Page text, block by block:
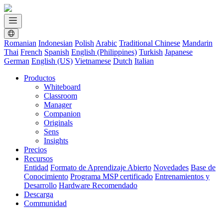
Romanian Indonesian Polish Arabic Traditional Chinese Mandarin
Thai French Spanish English (Philippines) Turkish Japanese
German English (US) Vietnamese Dutch Italian
Productos
Whiteboard
Classroom
Manager
Companion
Originals
Sens
Insights
Precios
Recursos
Entidad Formato de Aprendizaje Abierto Novedades Base de
Conocimiento Programa MSP certificado Entrenamientos y
Desarrollo Hardware Recomendado
Descarga
Communidad